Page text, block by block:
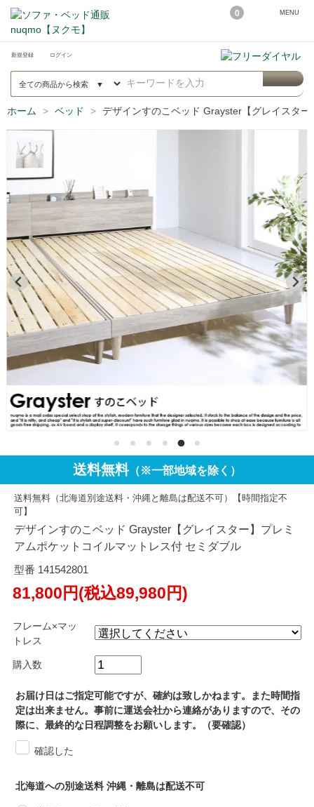
0 MENU
新規登録 ログイン
ホーム ベッド デザインすのこベッド Grayster【グレイスタ
送料無料（※一部地域を除く）
送料無料（北海道別途送料・沖縄と離島は配送不可）【時間指定不
可】
デザインすのこベッド Grayster【グレイスター】プレミ
アムポケットコイルマットレス付 セミダブル
型番 141542801
81,800円(税込89,980円)
フレーム×マッ
トレス
購入数
お届け日はご指定可能ですが、確約は致しかねます。また時間指
定は出来ません。事前に運送会社から連絡がありますので、その
際に、最終的な日程調整をお願いします。（要確認）
確認した
北海道への別途送料 沖縄・離島は配送不可